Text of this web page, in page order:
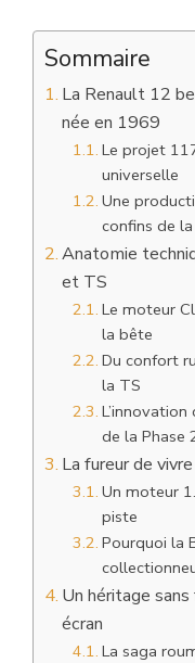
Sommaire
La Renault 12
née en 1969
Le projet
universelle
Une
confins de
Anatomie
et TS
Le moteur
la bête
Du confort
la TS
de la Phase
La fureur de
Un moteur
piste
Pourquoi la
Un héritage
écran
La saga